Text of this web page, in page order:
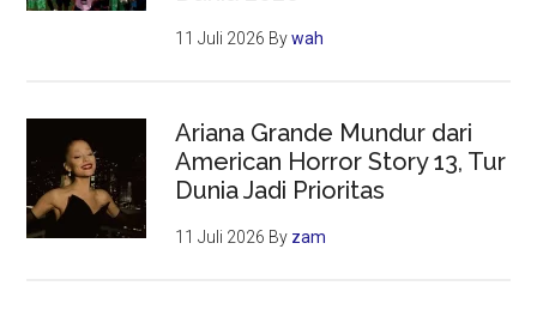
11 Juli 2026 Bywah
Ariana Grande Mundur dari
American Horror Story 13, Tur
Dunia Jadi Prioritas
11 Juli 2026 By zam